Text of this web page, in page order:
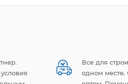
Все для
одном